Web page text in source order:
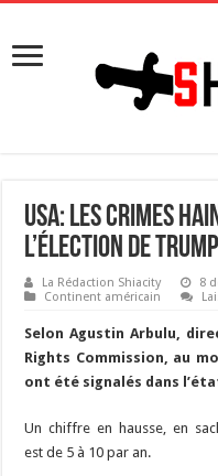
USA: Les crimes
l’élection de Trump
La Rédaction Shiacity
8
Continent américain
Selon Agustin Arbulu,
Rights Commission, au
ont été signalés dans
Un chiffre en hausse, en
est de 5 à 10 par an.